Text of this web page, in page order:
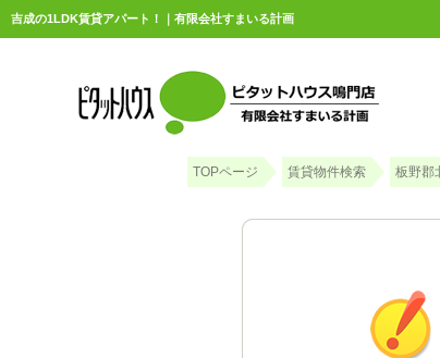
吉成の1LDK賃貸アパート！｜有限会社すまいる計画
TOPページ 賃貸物件検索 板野郡